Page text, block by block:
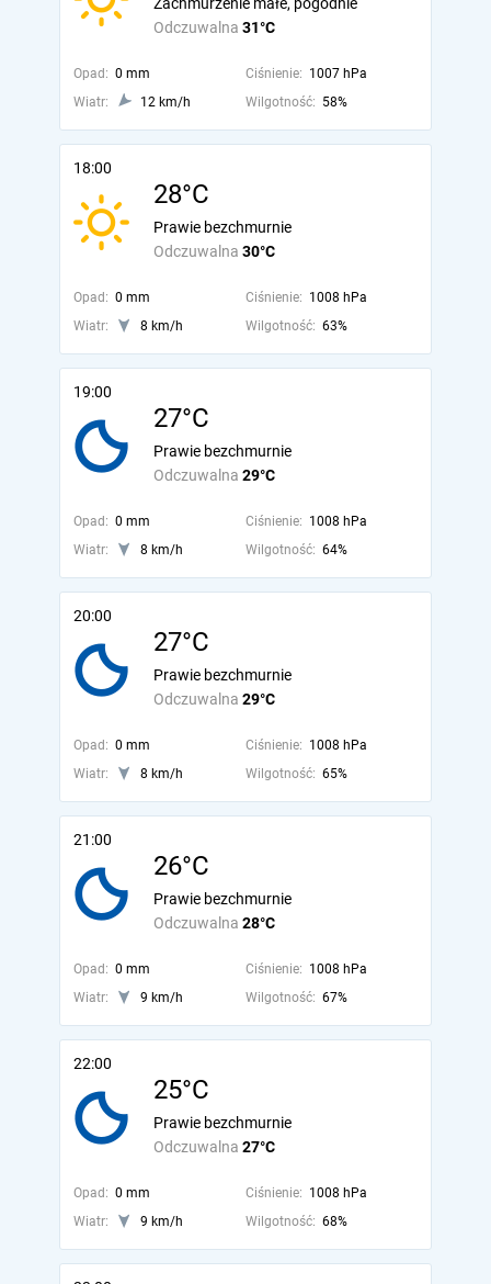
Odczuwalna 31°C
Opad: 0 mm Ciśnienie: 1007 hPa
Wiatr:
12 km/h Wilgotność: 58%
18:00
28°C
Odczuwalna 30°C
Prawie bezchmurnie
Opad: 0 mm Ciśnienie: 1008 hPa
Wiatr:
8 km/h Wilgotność: 63%
19:00
27°C
Odczuwalna 29°C
Prawie bezchmurnie
Opad: 0 mm Ciśnienie: 1008 hPa
Wiatr:
8 km/h Wilgotność: 64%
20:00
27°C
Odczuwalna 29°C
Prawie bezchmurnie
Opad: 0 mm Ciśnienie: 1008 hPa
Wiatr:
8 km/h Wilgotność: 65%
21:00
26°C
Odczuwalna 28°C
Prawie bezchmurnie
Opad: 0 mm Ciśnienie: 1008 hPa
Wiatr:
9 km/h Wilgotność: 67%
22:00
25°C
Odczuwalna 27°C
Prawie bezchmurnie
Opad: 0 mm Ciśnienie: 1008 hPa
Wiatr:
9 km/h Wilgotność: 68%